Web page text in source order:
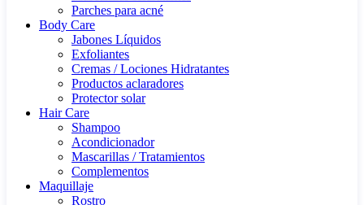
Parches para acné
Body Care
Jabones Líquidos
Exfoliantes
Cremas / Lociones Hidratantes
Productos aclaradores
Protector solar
Hair Care
Shampoo
Acondicionador
Mascarillas / Tratamientos
Complementos
Maquillaje
Rostro